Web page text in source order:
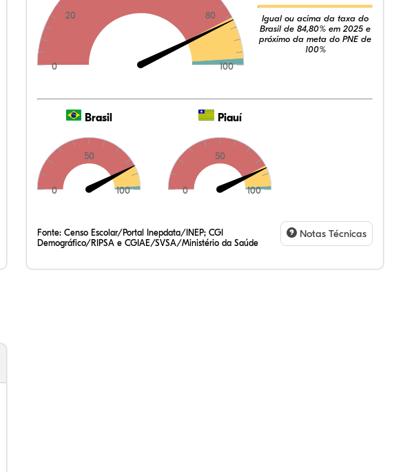
0
20 80
100
Igual ou acima da taxa do
Brasil de 84,80% em 2025 e
próximo da meta do PNE de
100%
Brasil
0
50
100
Piauí
0
50
100
Fonte: Censo Escolar/Portal Inepdata/INEP; CGI
Demográfico/RIPSA e CGIAE/SVSA/Ministério da Saúde
Notas Técnicas
10,49%
6,44%
0,44%
79,41%
0,10%
3,13%
35,47%
7,72%
0,47%
54,20%
0,83%
1,31%